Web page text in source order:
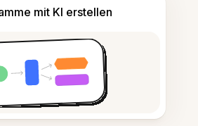
mit KI erstellen